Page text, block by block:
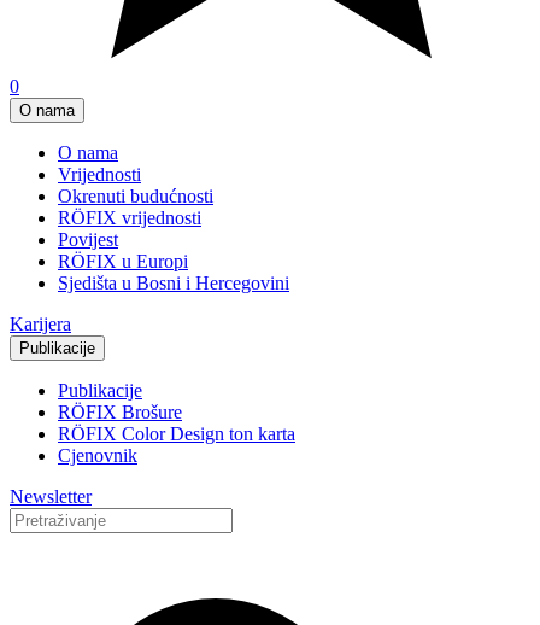
0
O nama
O nama
Vrijednosti
Okrenuti budućnosti
RÖFIX vrijednosti
Povijest
RÖFIX u Europi
Sjedišta u Bosni i Hercegovini
Karijera
Publikacije
Publikacije
RÖFIX Brošure
RÖFIX Color Design ton karta
Cjenovnik
Newsletter